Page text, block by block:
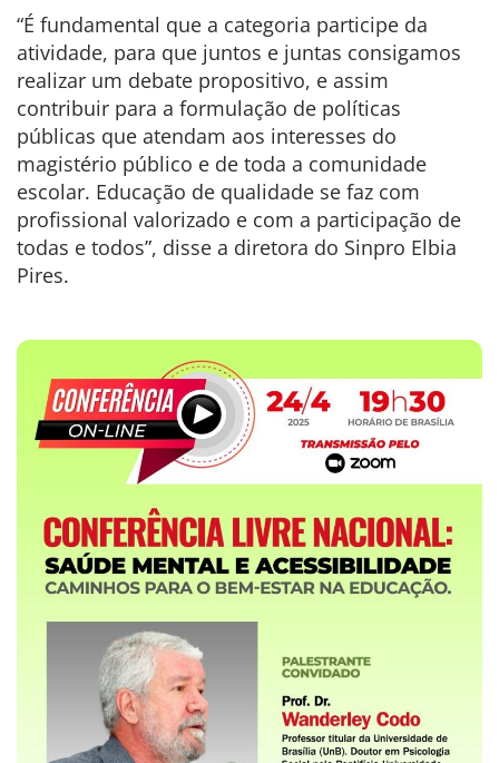
“É fundamental que a categoria participe da
atividade, para que juntos e juntas consigamos
realizar um debate propositivo, e assim
contribuir para a formulação de políticas
públicas que atendam aos interesses do
magistério público e de toda a comunidade
escolar. Educação de qualidade se faz com
profissional valorizado e com a participação de
todas e todos”, disse a diretora do Sinpro Elbia
Pires.